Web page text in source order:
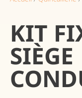
KIT
SIÈGE